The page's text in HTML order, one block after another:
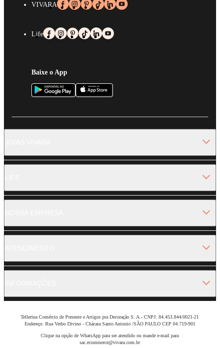
VIVARA
Life
Baixe o App
Tellerina Comércio de Presente e Artigos pra Decoração S. A.- CNPJ: 84.453.844/0021-21
Endereço: Rua Verbo Divino - Chácara Santo Antonio /SÃO PAULO CEP 04.719-901
Clique na opção de WhatsApp para ser atendido ou mande e-mail para
sac.ecommerce@vivara.com.br